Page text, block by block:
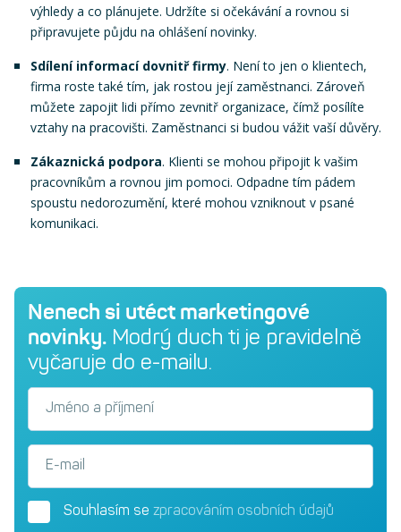
výhledy a co plánujete. Udržíte si očekávání a rovnou si
připravujete půjdu na ohlášení novinky.
Sdílení informací dovnitř firmy. Není to jen o klientech,
firma roste také tím, jak rostou její zaměstnanci. Zároveň
můžete zapojit lidi přímo zevnitř organizace, čímž posílíte
vztahy na pracovišti. Zaměstnanci si budou vážit vaší důvěry.
Zákaznická podpora. Klienti se mohou připojit k vašim
pracovníkům a rovnou jim pomoci. Odpadne tím pádem
spoustu nedorozumění, které mohou vzniknout v psané
komunikaci.
Nenech si utéct marketingové
novinky. Modrý duch ti je pravidelně
vyčaruje do e-mailu.
Jméno a příjmení
E-mail
Souhlasím se zpracováním osobních údajů